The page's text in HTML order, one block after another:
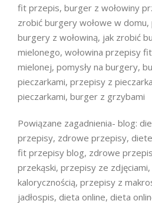
fit przepis, burger z wołowiny
zrobić burgery wołowe w
burgery z wołowiną, jak zrobić
mielonego, wołowina przepisy
mielonej, pomysły na burgery,
pieczarkami, przepisy z
pieczarkami, burger z grzybami
Powiązane zagadnienia- blog:
przepisy, zdrowe przepisy,
fit przepisy blog, zdrowe
przekąski, przepisy ze
kalorycznością, przepisy z
jadłospis, dieta online, dieta